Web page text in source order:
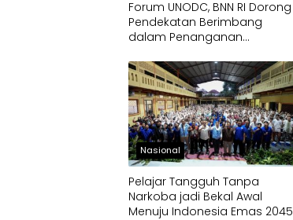
Forum UNODC, BNN RI Dorong
Pendekatan Berimbang
dalam Penanganan
Nasional
Pelajar Tangguh Tanpa
Narkoba jadi Bekal Awal
Menuju Indonesia Emas 2045